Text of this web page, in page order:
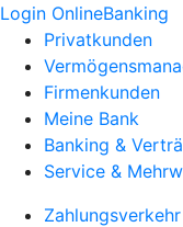
Login OnlineBanking
Privatkunden
Firmenkunden
Meine Bank
Banking &
Service &
Zahlungsverkehr